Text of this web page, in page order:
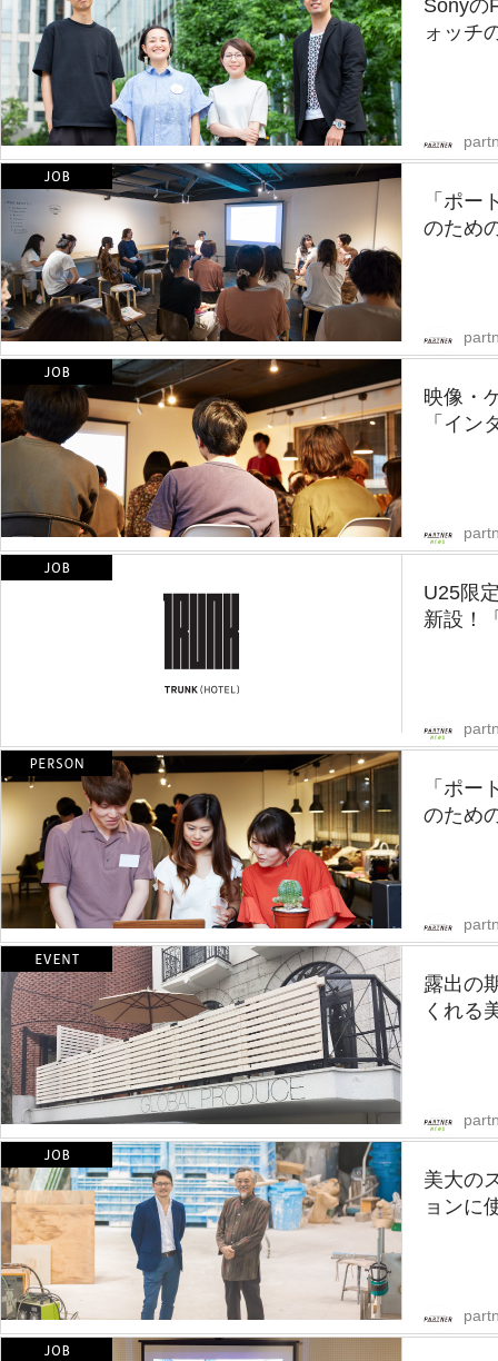
Sonyの
ォッチ
「ポー
のため
映像・
「イン
U25限
新設！
「ポー
のため
露出の
くれる
美大の
ョンに